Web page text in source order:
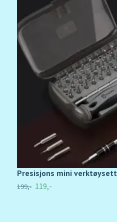
Presisjons mini verktøysett
199,- 119,-